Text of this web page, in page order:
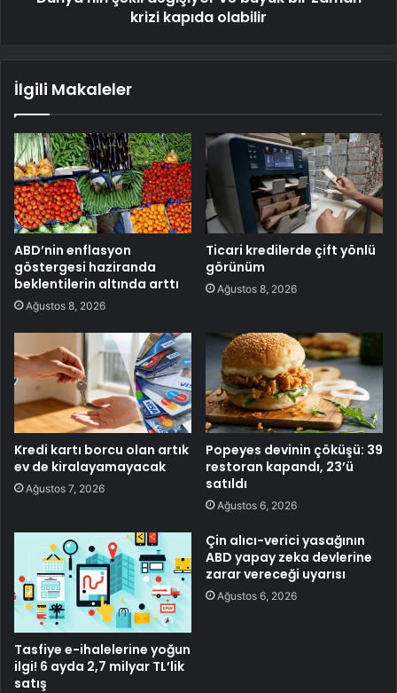
krizi kapıda olabilir
İlgili Makaleler
ABD’nin enflasyon
göstergesi haziranda
beklentilerin altında arttı
Ağustos 8, 2026
Ticari kredilerde çift yönlü
görünüm
Ağustos 8, 2026
Kredi kartı borcu olan artık
ev de kiralayamayacak
Ağustos 7, 2026
Popeyes devinin çöküşü: 39
restoran kapandı, 23’ü
satıldı
Ağustos 6, 2026
Tasfiye e-ihalelerine yoğun
ilgi! 6 ayda 2,7 milyar TL’lik
satış
Çin alıcı-verici yasağının
ABD yapay zeka devlerine
zarar vereceği uyarısı
Ağustos 6, 2026